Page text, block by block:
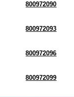
800972090
800972093
800972096
800972099